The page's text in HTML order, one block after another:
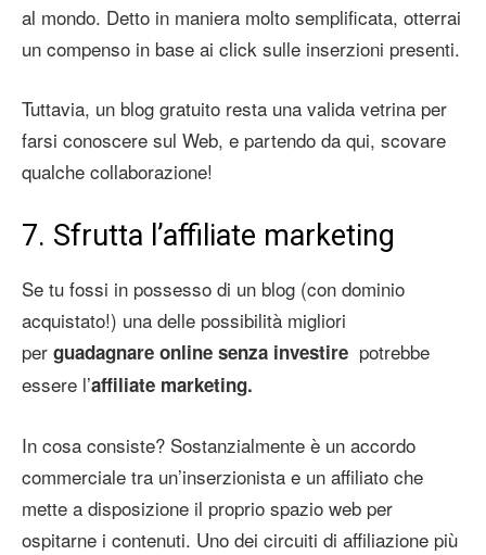
al mondo. Detto in maniera molto semplificata, otterrai
un compenso in base ai click sulle inserzioni presenti.
Tuttavia, un blog gratuito resta una valida vetrina per
farsi conoscere sul Web, e partendo da qui, scovare
qualche collaborazione!
7. Sfrutta l’affiliate marketing
Se tu fossi in possesso di un blog (con dominio
acquistato!) una delle possibilità migliori
per guadagnare online senza investire potrebbe
essere l’affiliate marketing.
In cosa consiste? Sostanzialmente è un accordo
commerciale tra un’inserzionista e un affiliato che
mette a disposizione il proprio spazio web per
ospitarne i contenuti. Uno dei circuiti di affiliazione più